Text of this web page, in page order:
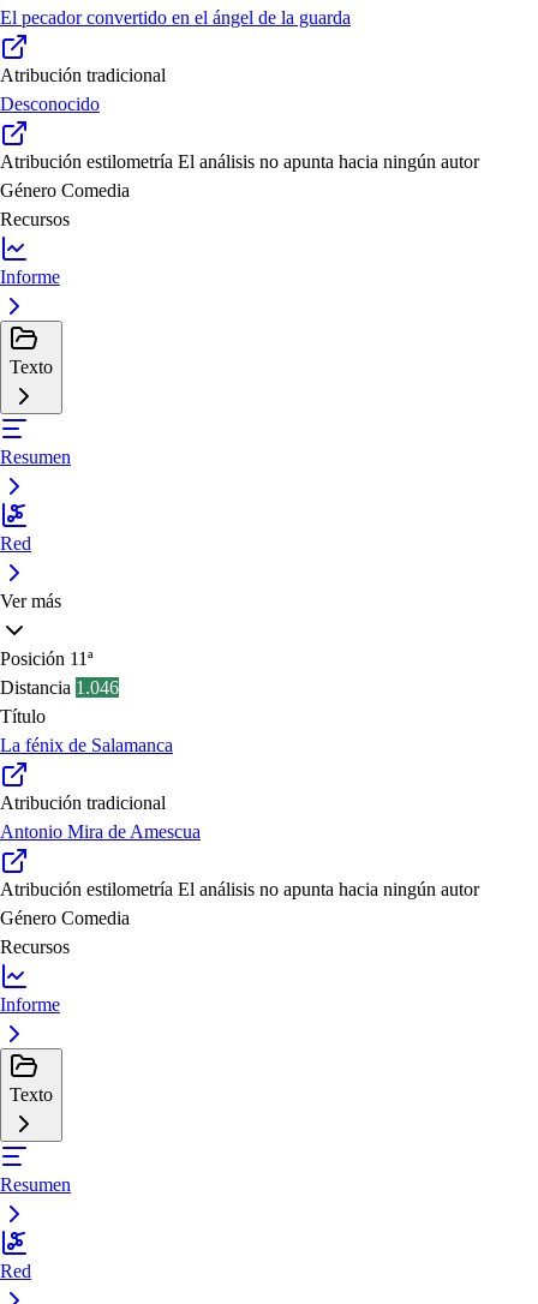
El pecador convertido en el ángel de la guarda
Atribución tradicional
Desconocido
Atribución estilometría El análisis no apunta hacia ningún autor
Género Comedia
Recursos
Informe
Texto
Resumen
Red
Ver más
Posición 11ª
Distancia 1.046
Título
La fénix de Salamanca
Atribución tradicional
Antonio Mira de Amescua
Atribución estilometría El análisis no apunta hacia ningún autor
Género Comedia
Recursos
Informe
Texto
Resumen
Red